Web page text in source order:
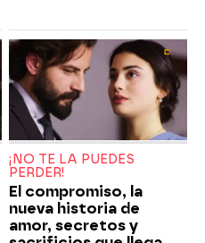
¡NO TE LA PUEDES
PERDER!
El compromiso, la
nueva historia de
amor, secretos y